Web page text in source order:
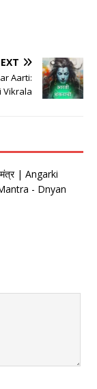
Aarti:
Vikrala
मंत्र | Angarki
- Dnyan